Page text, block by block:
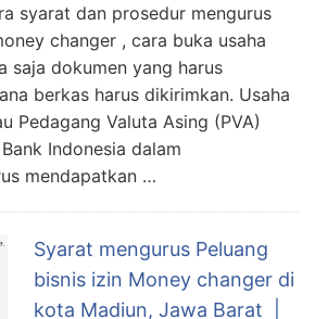
syarat dan prosedur mengurus
changer , cara buka usaha
saja dokumen yang harus
berkas harus dikirimkan. Usaha
Pedagang Valuta Asing (PVA)
Indonesia dalam
mendapatkan …
Syarat mengurus Peluang
bisnis izin Money changer di
kota Madiun, Jawa Barat |